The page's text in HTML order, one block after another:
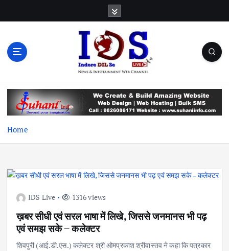
t
Home
IDS Live 1316 views
ख़बर सीधी एवं सरल भाषा में लिखे, जिससे जनमानस भी पढ़
एवं समझ सके – कलेक्टर
शिवपुरी (आई.डी.एस.) कलेक्टर श्री ओमप्रकाश श्रीवास्तव ने कहा कि पत्रकार